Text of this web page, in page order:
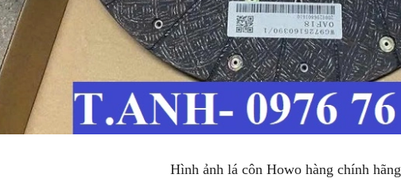
Hình ảnh lá côn Howo hàng chính hãng